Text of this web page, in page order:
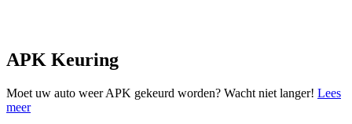
APK Keuring
Moet uw auto weer APK gekeurd worden? Wacht niet langer! Lees
meer